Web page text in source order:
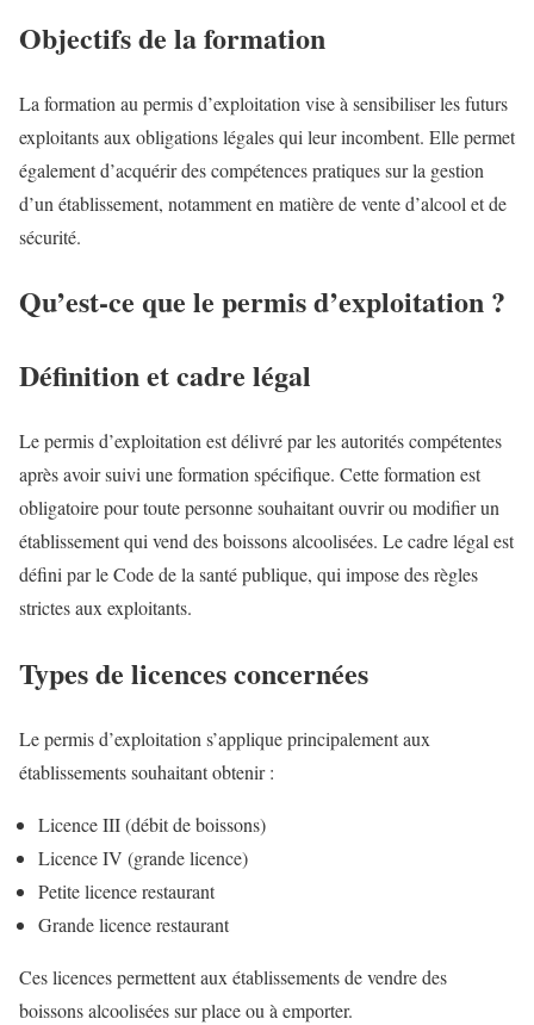
Objectifs de la formation
La formation au permis d’exploitation vise à sensibiliser les futurs
exploitants aux obligations légales qui leur incombent. Elle permet
également d’acquérir des compétences pratiques sur la gestion
d’un établissement, notamment en matière de vente d’alcool et de
sécurité.
Qu’est-ce que le permis d’exploitation ?
Définition et cadre légal
Le permis d’exploitation est délivré par les autorités compétentes
après avoir suivi une formation spécifique. Cette formation est
obligatoire pour toute personne souhaitant ouvrir ou modifier un
établissement qui vend des boissons alcoolisées. Le cadre légal est
défini par le Code de la santé publique, qui impose des règles
strictes aux exploitants.
Types de licences concernées
Le permis d’exploitation s’applique principalement aux
établissements souhaitant obtenir :
Licence III (débit de boissons)
Licence IV (grande licence)
Petite licence restaurant
Grande licence restaurant
Ces licences permettent aux établissements de vendre des
boissons alcoolisées sur place ou à emporter.